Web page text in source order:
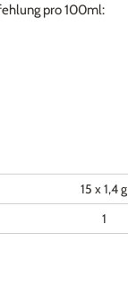
pro 100ml:
15 x 1,4 g
1